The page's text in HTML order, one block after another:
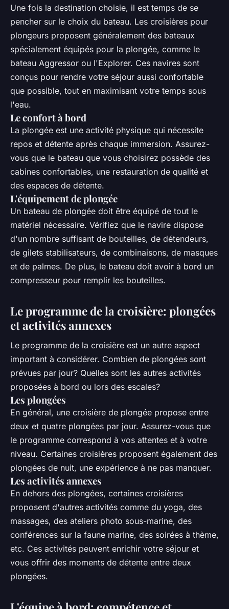
Une fois la destination choisie, il est temps de se
pencher sur le choix du bateau. Les croisières pour
plongeurs proposent généralement des bateaux
spécialement équipés pour la plongée, comme le
bateau Aggressor ou l'Explorer. Ces navires sont
conçus pour rendre votre séjour aussi confortable
que possible, tout en maximisant votre temps sous
l'eau.
Le confort à bord
La plongée est une activité physique qui nécessite
repos et détente après chaque immersion. Assurez-
vous que le bateau que vous choisirez possède des
cabines confortables, une restauration de qualité et
des espaces de détente.
L'équipement de plongée
Un bateau de plongée doit être équipé de tout le
matériel nécessaire. Vérifiez que le navire dispose
d'un nombre suffisant de bouteilles, de détendeurs,
de gilets stabilisateurs, de combinaisons, de masques
et de palmes. De plus, le bateau doit avoir à bord un
compresseur pour remplir les bouteilles.
Le programme de la croisière: plongées
et activités annexes
Le programme de la croisière est un autre aspect
important à considérer. Combien de plongées sont
prévues par jour? Quelles sont les autres activités
proposées à bord ou lors des escales?
Les plongées
En général, une croisière de plongée propose entre
deux et quatre plongées par jour. Assurez-vous que
le programme correspond à vos attentes et à votre
niveau. Certaines croisières proposent également des
plongées de nuit, une expérience à ne pas manquer.
Les activités annexes
En dehors des plongées, certaines croisières
proposent d'autres activités comme du yoga, des
massages, des ateliers photo sous-marine, des
conférences sur la faune marine, des soirées à thème,
etc. Ces activités peuvent enrichir votre séjour et
vous offrir des moments de détente entre deux
plongées.